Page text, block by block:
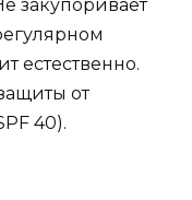
закупоривает
естественно.
от
40).